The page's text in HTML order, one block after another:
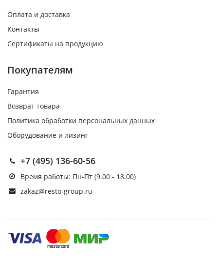
Оплата и доставка
Контакты
Сертификаты на продукцию
Покупателям
Гарантия
Возврат товара
Политика обработки персональных данных
Оборудование и лизинг
+7 (495) 136-60-56
Время работы: Пн-Пт (9.00 - 18.00)
zakaz@resto-group.ru